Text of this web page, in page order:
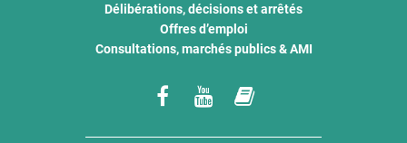
Délibérations, décisions et arrêtés
Offres d’emploi
Consultations, marchés publics & AMI
Lien
Lien